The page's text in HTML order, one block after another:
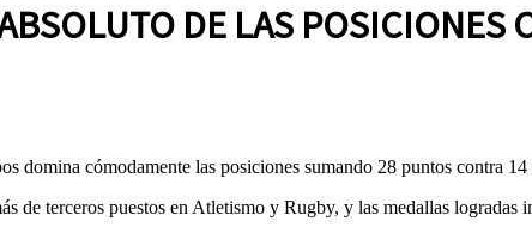
DE LAS POSICIONES
cómodamente las posiciones sumando 28 puntos contra
terceros puestos en Atletismo y Rugby, y las medallas logradas